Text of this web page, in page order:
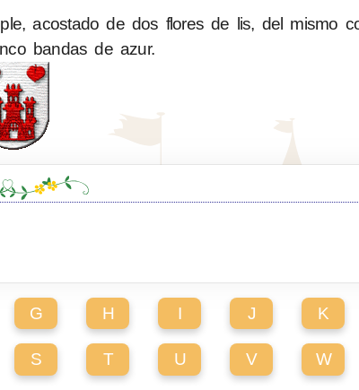
acostado de dos flores de lis, del mismo
bandas de azur.
G H I J K
S T U V W